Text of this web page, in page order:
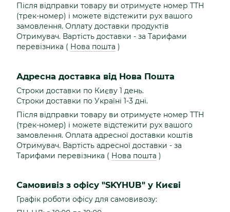
Після відправки товару ви отримуєте номер ТТН
(трек-номер) і можете відстежити рух вашого
замовлення. Оплату доставки продуктів
Отримувач. Вартість доставки - за Тарифами
перевізника ( Нова пошта )
Адресна доставка від Нова Пошта
Строки доставки по Києву 1 день.
Строки доставки по Україні 1-3 дні.
Після відправки товару ви отримуєте номер ТТН
(трек-номер) і можете відстежити рух вашого
замовлення. Оплата адресної доставки коштів
Отримувач. Вартість адресної доставки - за
Тарифами перевізника ( Нова пошта )
Самовивіз з офісу "SKYHUB" у Києві
Графік роботи офісу для самовивозу: